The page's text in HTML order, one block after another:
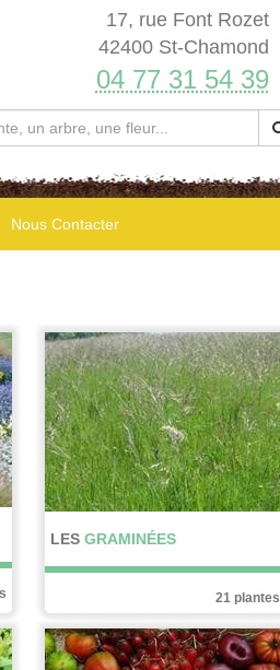
17, rue Font Rozet
42400 St-Chamond
04 77 31 54 39
Nous Contacter
LES GRAMINÉES
21 plantes